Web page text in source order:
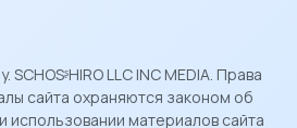
LLC INC MEDIA. Права
сайта охраняются законом об
использовании материалов сайта